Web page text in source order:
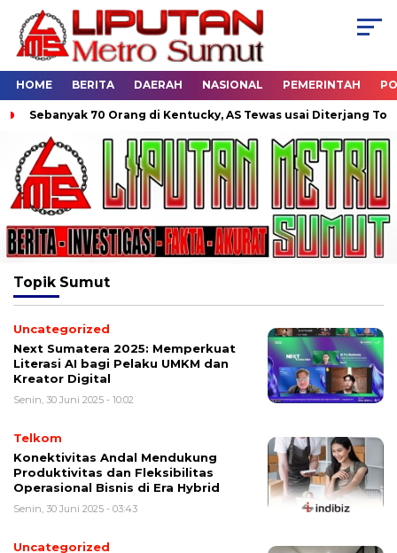
HOME BERITA DAERAH NASIONAL PEMERINTAH
Sebanyak 70 Orang di Kentucky, AS Tewas usai Diterjang
Topik Sumut
Uncategorized
Next Sumatera 2025: Memperkuat
Literasi AI bagi Pelaku UMKM dan
Kreator Digital
Senin, 30 Juni 2025 - 10:02
Telkom
Konektivitas Andal Mendukung
Produktivitas dan Fleksibilitas
Operasional Bisnis di Era Hybrid
Senin, 30 Juni 2025 - 03:43
Uncategorized